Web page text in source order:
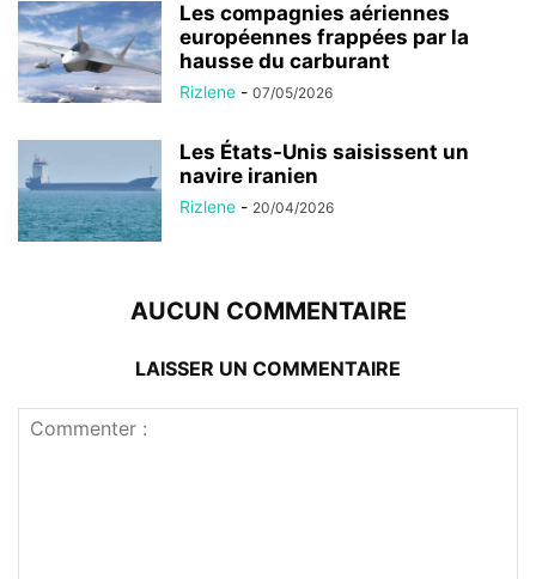
Les compagnies aériennes
européennes frappées par la
hausse du carburant
Rizlene - 07/05/2026
Les États-Unis saisissent un
navire iranien
Rizlene - 20/04/2026
AUCUN COMMENTAIRE
LAISSER UN COMMENTAIRE